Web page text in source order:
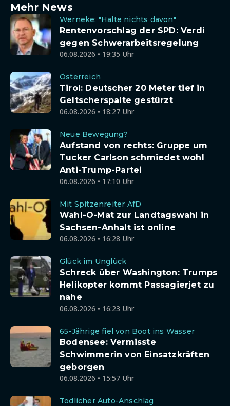
Mehr News
Werneke: "Halte nichts davon"
Rentenvorschlag der SPD: Verdi
gegen Schwerarbeitsregelung
06.08.2026 • 19:35 Uhr
Österreich
Tirol: Deutscher 20 Meter tief in
Geltscherspalte gestürzt
06.08.2026 • 18:27 Uhr
Neue Bewegung?
Aufstand von rechts: Gruppe um
Tucker Carlson schmiedet wohl
Anti-Trump-Partei
06.08.2026 • 17:10 Uhr
Mit Spitzenreiter AfD
Wahl-O-Mat zur Landtagswahl in
Sachsen-Anhalt ist online
06.08.2026 • 16:28 Uhr
Glück im Unglück
Schreck über Washington: Trumps
Helikopter kommt Passagierjet zu
nahe
06.08.2026 • 16:23 Uhr
65-Jährige fiel von Boot ins Wasser
Bodensee: Vermisste
Schwimmerin von Einsatzkräften
geborgen
06.08.2026 • 15:57 Uhr
Tödlicher Auto-Anschlag